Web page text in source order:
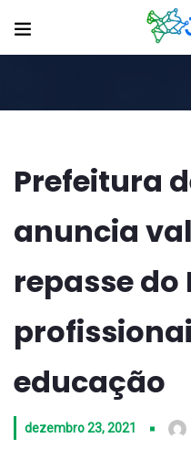
Prefeitura
anuncia
repasse do
educação
dezembro 23, 2021